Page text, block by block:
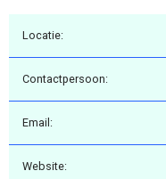
Locatie:
Contactpersoon:
Email:
Website: